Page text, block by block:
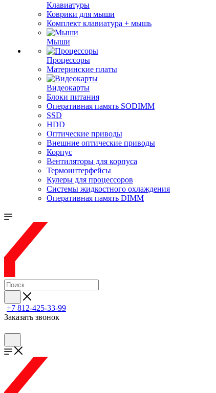
Клавиатуры
Коврики для мыши
Комплект клавиатура + мышь
Мыши
Процессоры
Материнские платы
Видеокарты
Блоки питания
Оперативная память SODIMM
SSD
HDD
Оптические приводы
Внешние оптические приводы
Корпус
Вентиляторы для корпуса
Термоинтерфейсы
Кулеры для процессоров
Системы жидкостного охлаждения
Оперативная память DIMM
+7 812-425-33-99
Заказать звонок